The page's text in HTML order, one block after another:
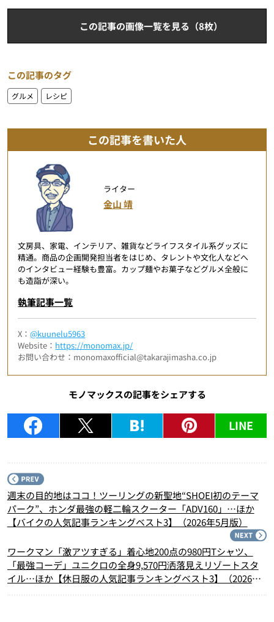
この記事の画像一覧を見る（8枚）
この記事のタグ
グルメ レシピ
この記事を書いた人
ライター
金山 靖
文房具、家電、インテリア、雑貨などライフスタイル系グッズに
精通。商品の企画開発担当者をはじめ、タレントや文化人などへ
のインタビュー経験も豊富。カップ麺やお菓子などグルメ全般に
も造詣が深い。
執筆記事一覧
X：@kuunelu5963
Website： https://monomax.jp/
お問い合わせ：monomaxofficial@takarajimasha.co.jp
モノマックスの記事をシェアする
LINE
週末の目的地はココ！ツーリングの新聖地“SHOEI初のテーマ
パーク”、ホンダ最強の軽二輪スクーター「ADV160」…ほか
【バイクの人気記事ランキングベスト3】（2026年5月版）
ワークマン「激アツすぎる」着心地200点の980円Tシャツ、
「最強コーデ」ユニクロの全身9,570円洒落見えリゾートスタ
イル…ほか【休日服の人気記事ランキングベスト3】（2026年5